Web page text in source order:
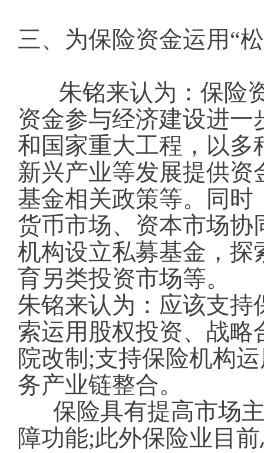
三、为保险资金运用“
朱铭来认为：保险
资金参与经济建设进
和国家重大工程，以多
新兴产业等发展提供
基金相关政策等。同时
货币市场、资本市场
机构设立私募基金，探
育另类投资市场等。
朱铭来认为：应该支
索运用股权投资、战
院改制;支持保险机构
务产业链整合。
保险具有提高市场
障功能;此外保险业目